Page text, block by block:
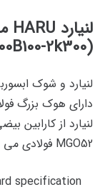
لنیارد HARU مدل (R-Sa1-150B100-2k300) و
(R-Sa1-200B100-2k300)
لنیارد از کارابین
MGO52 فولادی می باشد.
specification